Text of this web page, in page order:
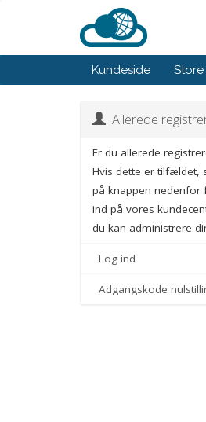
Kundeside Store
Allerede
Er du allerede
Hvis dette er tilfældet,
på knappen nedenfor
ind på vores
du kan administrere
Log ind
Adgangskode